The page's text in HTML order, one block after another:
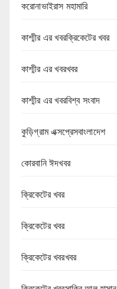
করোনাভাইরাস মহামারি
কাশ্মীর এর খবরক্রিকেটের খবর
কাশ্মীর এর খবরখবর
কাশ্মীর এর খবরবিশ্ব সংবাদ
কুড়িগ্রাম এক্সপ্রেসবাংলাদেশ
কোরবানি ঈদখবর
ক্রিকেটের খবর
ক্রিকেটের খবর
ক্রিকেটের খবরখবর